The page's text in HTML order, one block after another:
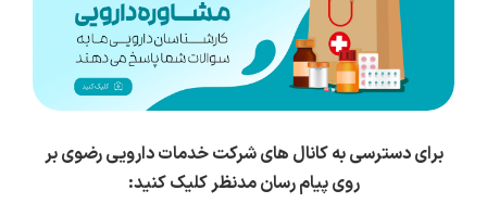
برای دسترسی به کانال های شرکت خدمات دارویی رضوی بر
روی پیام رسان مدنظر کلیک کنید: